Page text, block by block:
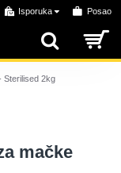
Isporuka Posao
Sterilised 2kg
mačke